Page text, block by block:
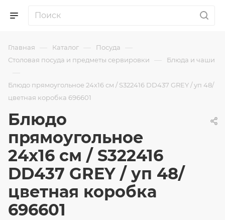
Главная — Каталог — Посуда —
Столовая посуда и предметы сервировки — Блюда и чаши
—
Блюдо прямоугольное 24x16 см / S322416 DD437 GREY / уп 48/
цветная коробка 696601
Блюдо
прямоугольное
24x16 см / S322416
DD437 GREY / уп 48/
цветная коробка
696601